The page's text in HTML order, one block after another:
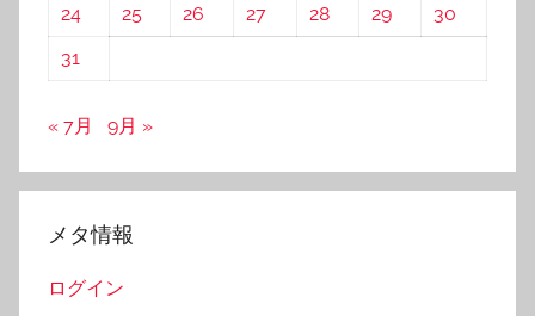
24
25 26 27 28 29
30
31
« 7月 9月 »
メタ情報
ログイン